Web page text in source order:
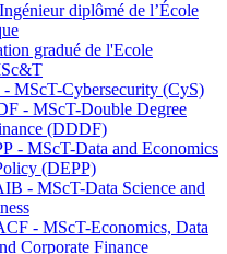
diplômé de l’École
gradué de l'Ecole
MScT-Cybersecurity (CyS)
- MScT-Double Degree
(DDDF)
- MScT-Data and Economics
(DEPP)
- MScT-Data Science and
- MScT-Economics, Data
Corporate Finance